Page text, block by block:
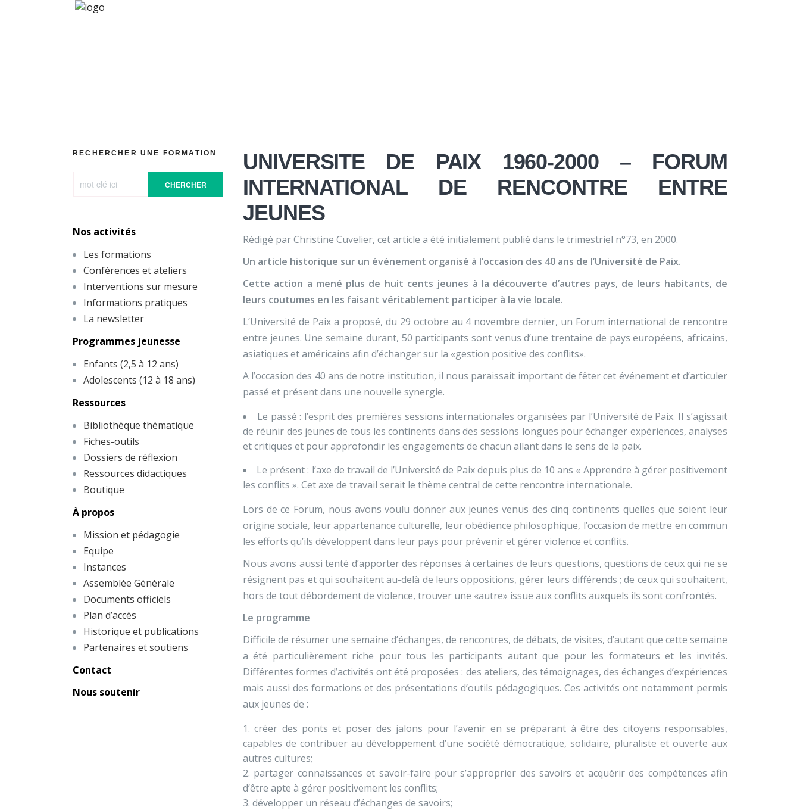
Nous soutenir
UNIVERSITE DE PAIX 1960-2000 – FORUM
INTERNATIONAL DE RENCONTRE ENTRE
JEUNES
Rédigé par Christine Cuvelier, cet article a été initialement publié dans le trimestriel n°73, en 2000.
Un article historique sur un événement organisé à l’occasion des 40 ans de l’Université de Paix.
Cette action a mené plus de huit cents jeunes à la découverte d’autres pays, de leurs habitants, de
leurs coutumes en les faisant véritablement participer à la vie locale.
L’Université de Paix a proposé, du 29 octobre au 4 novembre dernier, un Forum international de rencontre
entre jeunes. Une semaine durant, 50 participants sont venus d’une trentaine de pays européens, africains,
asiatiques et américains afin d’échanger sur la «gestion positive des conflits».
A l’occasion des 40 ans de notre institution, il nous paraissait important de fêter cet événement et d’articuler
passé et présent dans une nouvelle synergie.
Le passé : l’esprit des premières sessions internationales organisées par l’Université de Paix. Il s’agissait
de réunir des jeunes de tous les continents dans des sessions longues pour échanger expériences, analyses
et critiques et pour approfondir les engagements de chacun allant dans le sens de la paix.
Le présent : l’axe de travail de l’Université de Paix depuis plus de 10 ans « Apprendre à gérer positivement
les conflits ». Cet axe de travail serait le thème central de cette rencontre internationale.
Lors de ce Forum, nous avons voulu donner aux jeunes venus des cinq continents quelles que soient leur
origine sociale, leur appartenance culturelle, leur obédience philosophique, l’occasion de mettre en commun
les efforts qu’ils développent dans leur pays pour prévenir et gérer violence et conflits.
Nous avons aussi tenté d’apporter des réponses à certaines de leurs questions, questions de ceux qui ne se
résignent pas et qui souhaitent au-delà de leurs oppositions, gérer leurs différends ; de ceux qui souhaitent,
hors de tout débordement de violence, trouver une «autre» issue aux conflits auxquels ils sont confrontés.
Le programme
Difficile de résumer une semaine d’échanges, de rencontres, de débats, de visites, d’autant que cette semaine
a été particulièrement riche pour tous les participants autant que pour les formateurs et les invités.
Différentes formes d’activités ont été proposées : des ateliers, des témoignages, des échanges d’expériences
mais aussi des formations et des présentations d’outils pédagogiques. Ces activités ont notamment permis
aux jeunes de :
créer des ponts et poser des jalons pour l’avenir en se préparant à être des citoyens responsables,
capables de contribuer au développement d’une société démocratique, solidaire, pluraliste et ouverte aux
autres cultures;
partager connaissances et savoir-faire pour s’approprier des savoirs et acquérir des compétences afin
d’être apte à gérer positivement les conflits;
développer un réseau d’échanges de savoirs;
RECHERCHER UNE FORMATION
CHERCHER
Nos activités
Les formations
Conférences et ateliers
Interventions sur mesure
Informations pratiques
La newsletter
Programmes jeunesse
Enfants (2,5 à 12 ans)
Adolescents (12 à 18 ans)
Ressources
Bibliothèque thématique
Fiches-outils
Dossiers de réflexion
Ressources didactiques
Boutique
À propos
Mission et pédagogie
Equipe
Instances
Assemblée Générale
Documents officiels
Plan d’accès
Historique et publications
Partenaires et soutiens
Contact
Nous soutenir